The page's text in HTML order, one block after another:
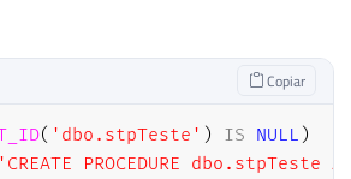
Copiar
( 'dbo.stpTeste' ) IS NULL )
'CREATE PROCEDURE dbo.stpTeste